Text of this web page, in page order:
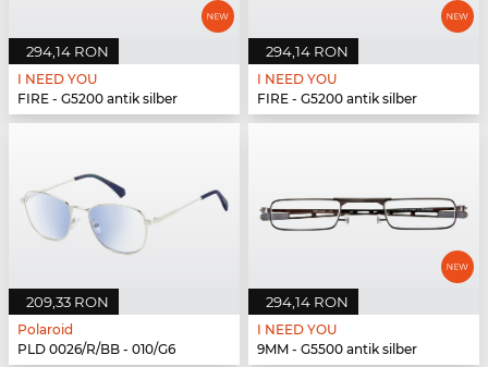
294,14 RON
I NEED YOU
FIRE - G5200 antik silber
294,14 RON
I NEED YOU
FIRE - G5200 antik silber
209,33 RON
Polaroid
PLD 0026/R/BB - 010/G6
294,14 RON
I NEED YOU
9MM - G5500 antik silber